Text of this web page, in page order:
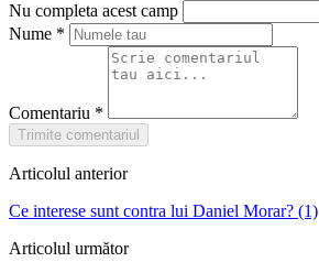
Nu completa acest camp
Nume *
Comentariu *
Trimite comentariul
Articolul anterior
Ce interese sunt contra lui Daniel Morar? (1)
Articolul următor